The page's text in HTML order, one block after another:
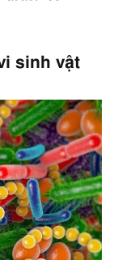
sinh vật